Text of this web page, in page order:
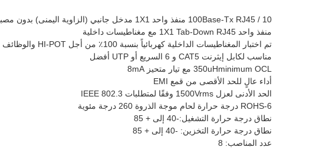
10 / 100Base-Tx RJ45 منفذ واحد 1X1 مدخل جانبي (الزاوية اليمنى) بدون مصباح LED
منفذ واحد 1X1 Tab-Down RJ45 مع مغناطيسات داخلية
تم اختبار المغناطيسات الداخلية كهربائياً بنسبة 100٪ من أجل HI-POT والوظائف
مناسب لكابل إيثرنت CAT5 و 6 السريع أو UTP أفضل
350uHminimum OCL مع تيار متحيز 8mA
أداء عالٍ للحد الأقصى من قمع EMI
الحد الأدنى لعزل 1500Vrms وفقًا لمتطلبات IEEE 802.3
ROHS-6 درجة حرارة لحام موجة الذروة 260 درجة مئوية
نطاق درجة حرارة التشغيل:-40 إلى + 85
نطاق درجة حرارة التخزين: -40 إلى + 85
عدد المناصب: 8